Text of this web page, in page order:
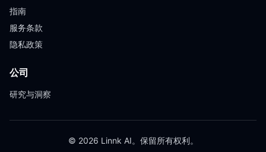
指南
服务条款
隐私政策
公司
研究与洞察
© 2026 Linnk AI。保留所有权利。